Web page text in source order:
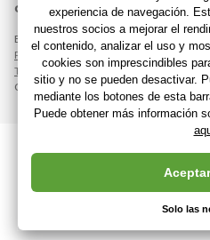
© 2018 - 2026 Raijuguetes.es,
Esta página está protegida por
Política de privacidad
compañías de
Términos y condiciones.
Creación de tiendas en línea